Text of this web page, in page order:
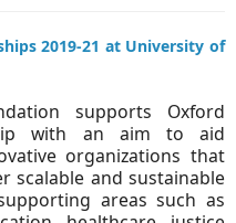
2019-21 at University of
supports Oxford
with an aim to aid
organizations that
scalable and sustainable
areas such as